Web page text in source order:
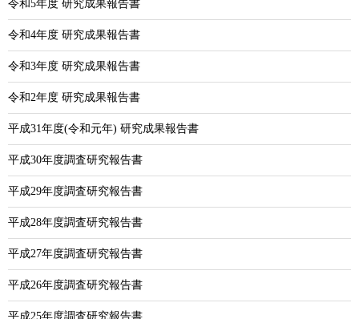
令和5年度 研究成果報告書
令和4年度 研究成果報告書
令和3年度 研究成果報告書
令和2年度 研究成果報告書
平成31年度(令和元年) 研究成果報告書
平成30年度調査研究報告書
平成29年度調査研究報告書
平成28年度調査研究報告書
平成27年度調査研究報告書
平成26年度調査研究報告書
平成25年度調査研究報告書